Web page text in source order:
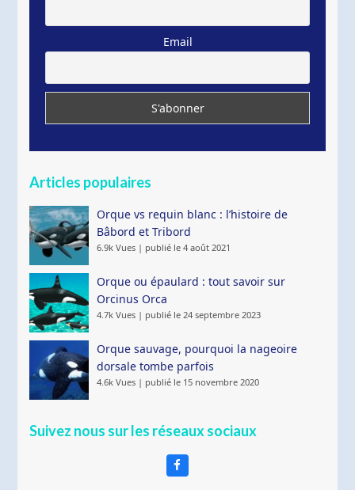
Email
Articles populaires
Orque vs requin blanc : l’histoire de
Bâbord et Tribord
6.9k Vues | publié le 4 août 2021
Orque ou épaulard : tout savoir sur
Orcinus Orca
4.7k Vues | publié le 24 septembre 2023
Orque sauvage, pourquoi la nageoire
dorsale tombe parfois
4.6k Vues | publié le 15 novembre 2020
Suivez nous sur les réseaux sociaux
Facebook